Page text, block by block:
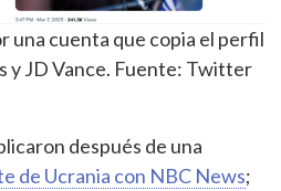
una cuenta que copia el perfil
y JD Vance. Fuente: Twitter
después de una
de Ucrania con NBC News;